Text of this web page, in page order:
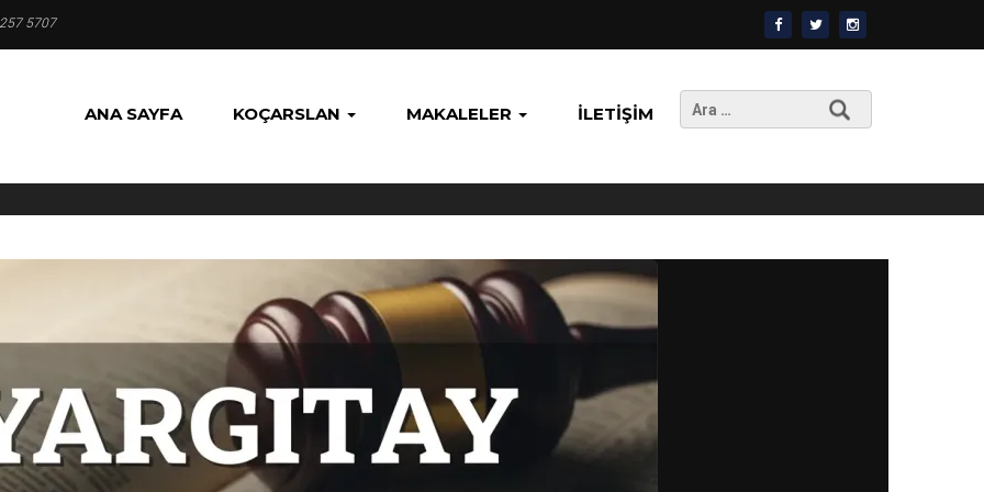
5707
ANA SAYFA KOÇARSLAN MAKALELER İLETIŞIM
Arama: